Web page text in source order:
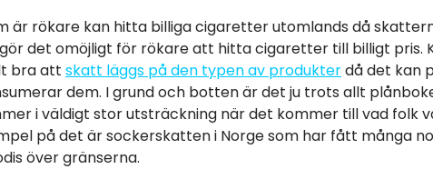
är rökare kan hitta billiga cigaretter utomlands då
det omöjligt för rökare att hitta cigaretter till billigt pris.
bra att skatt läggs på den typen av produkterdå det kan
dem. I grund och botten är det ju trots allt
i väldigt stor utsträckning när det kommer till vad folk
på det är sockerskatten i Norge som har fått många
över gränserna.